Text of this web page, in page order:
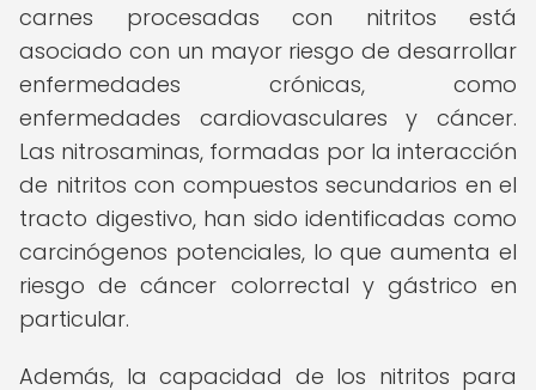
carnes procesadas con nitritos está
asociado con un mayor riesgo de desarrollar
enfermedades crónicas, como
enfermedades cardiovasculares y cáncer.
Las nitrosaminas, formadas por la interacción
de nitritos con compuestos secundarios en el
tracto digestivo, han sido identificadas como
carcinógenos potenciales, lo que aumenta el
riesgo de cáncer colorrectal y gástrico en
particular.
Además, la capacidad de los nitritos para